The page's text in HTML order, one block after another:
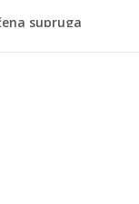
(rođ. Blažević)
(Refik) ŠEFIK
za, a koje
Srbija i